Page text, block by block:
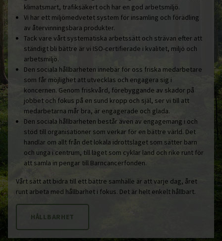
klimatsmart, trafiksäkert och har en god arbetsmiljö.
Vi har ett miljömedvetet system för insamling och förädling
av återvinningsbara produkter.
Tack vare vårt systematiska arbetssätt och strävan efter att
ständigt bli bättre är vi ISO-certifierade i kvalitet, miljö och
arbetsmiljö.
Den sociala hållbarheten innebär för oss friska medarbetare
som får möjlighet att utvecklas och engagera sig i
koncernen. Genom friskvård, förebyggande av skador på
jobbet och fokus på en sund kropp och själ, ser vi till att
medarbetarna mår bra, är engagerade och glada.
Den sociala hållbarheten består även av engagemang i och
stöd till organisationer som verkar för en bättre värld. Det
handlar om allt från det lokala idrottslaget som sätter barn
och unga i centrum, till laget som cyklar land och rike runt för
att samla in pengar till Barncancerfonden.
Vårt sätt att bidra till ett bättre samhälle är att varje dag, året
runt arbeta med hållbarhet i fokus. Det är helt enkelt hållbart.
HÅLLBARHET